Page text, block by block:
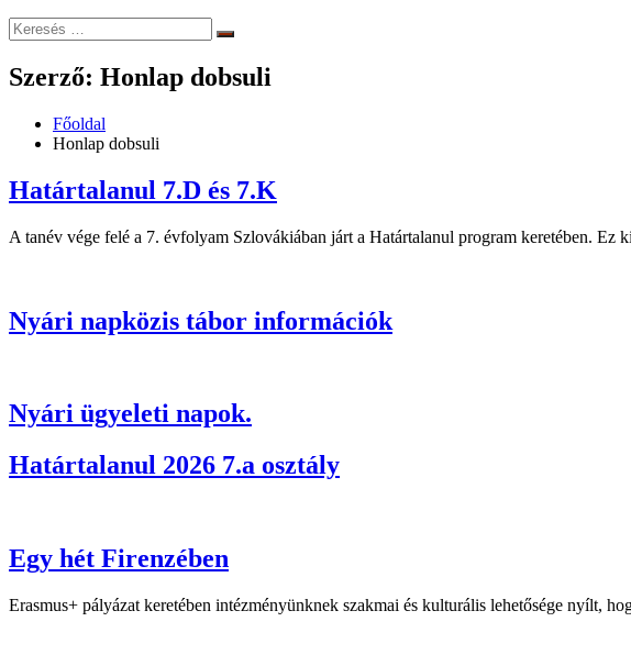
Keresés:
Keresés
Szerző: Honlap dobsuli
Főoldal
Honlap dobsuli
Határtalanul 7.D és 7.K
A tanév vége felé a 7. évfolyam Szlovákiában járt a Határtalanul program keretében.
Nyári napközis tábor információk
Nyári ügyeleti napok.
Határtalanul 2026 7.a osztály
Egy hét Firenzében
Erasmus+ pályázat keretében intézményünknek szakmai és kulturális lehetősége nyílt,